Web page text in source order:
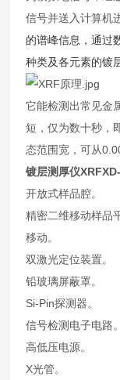
信号并送入计算机
的谱峰信息，通过
种类及各元素的镀
它能检测出常见金
短，仅为数十秒，
态范围宽，可从
镀层测厚仪
开放式样品腔。
精密二维移动样品
移动。
双激光定位装置。
铅玻璃屏蔽罩。
Si-Pin探测器。
信号检测电子电路。
高低压电源。
X光管。